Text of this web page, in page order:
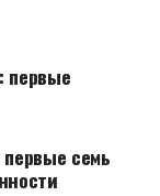
первые
семь